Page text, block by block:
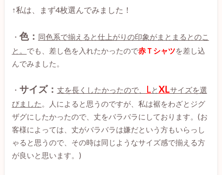
↑私は、まず4枚選んでみました！
・ 色： 同色系で揃えると仕上がりの印象がまとまるとのこ
と。 でも、差し色を入れたかったので赤Ｔシャツを差し込
んでみました。
・ サイズ： 丈を長くしたかったので、 LとXLサイズを選
びました 。人によると思うのですが、私は裾をわざとジグ
ザグにしたかったので、丈をバラバラにしております。(お
客様によっては、丈がバラバラは嫌だという方もいらっし
ゃると思うので、その時は同じようなサイズ感で揃える方
が良いと思います。)